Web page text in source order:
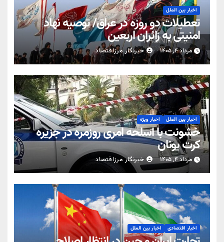
اخبار بین الملل
تعطیلات دو روزه در عراق/ توصیه نهاد
امنیتی به زائران اربعین
مرداد ۴, ۱۴۰۵ خبرنگار مرزاقتصاد
اخبار بین الملل اخبار ویژه
خشونت با اسلحه امری روزمره در جزیره
کرت یونان
مرداد ۴, ۱۴۰۵ خبرنگار مرزاقتصاد
اخبار اقتصادی اخبار بین الملل